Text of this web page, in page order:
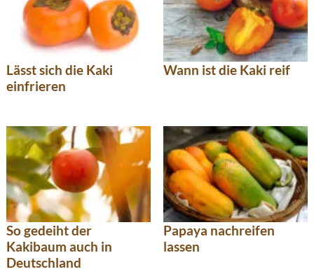
Lässt sich die Kaki
einfrieren
Wann ist die Kaki reif
So gedeiht der
Kakibaum auch in
Deutschland
Papaya nachreifen
lassen